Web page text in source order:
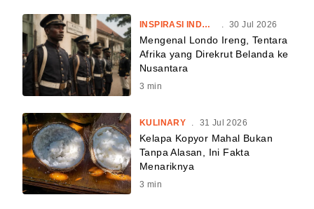
INSPIRASI INDONESIA 30 Jul 2026
Mengenal Londo Ireng, Tentara
Afrika yang Direkrut Belanda ke
Nusantara
3 min
KULINARY 31 Jul 2026
Kelapa Kopyor Mahal Bukan
Tanpa Alasan, Ini Fakta
Menariknya
3 min